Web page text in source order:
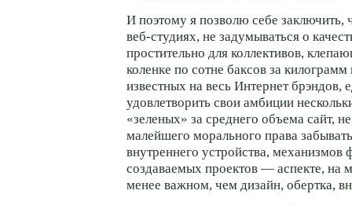
И поэтому я позволю себе заключить,
веб-студиях, не задумываться о
простительно для коллективов,
коленке по сотне баксов за
известных на весь Интернет брэндов,
удовлетворить свои амбиции
«зеленых» за среднего объема сайт,
малейшего морального права
внутреннего устройства, механизмов
создаваемых проектов — аспекте, на
менее важном, чем дизайн, обертка,